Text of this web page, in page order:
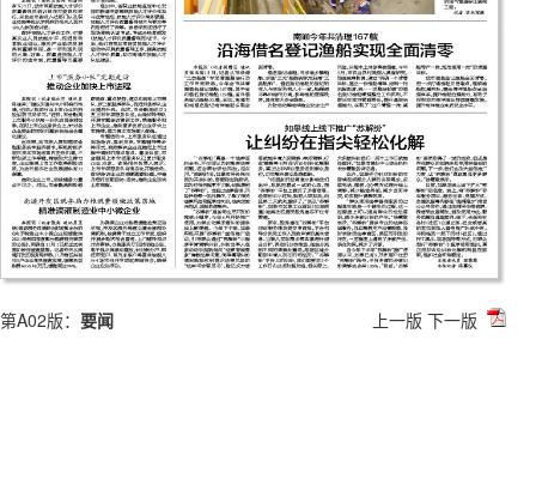
第A02版： 要闻 上一版 下一版